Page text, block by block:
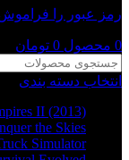
رمز عبور را فراموش
0 محصول 0 تومان
انتخاب دسته بندی
II (2013)
the Skies
Simulator